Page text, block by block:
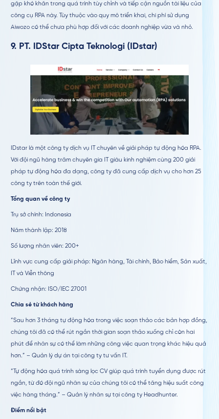
gặp khó khăn trong quá trình tùy chỉnh và tiếp cận nguồn tài liệu của
công cụ RPA này. Tùy thuộc vào quy mô triển khai, chi phí sử dụng
Aiwozo có thể chưa phù hợp đối với các doanh nghiệp vừa và nhỏ.
9. PT. IDStar Cipta Teknologi (IDstar)
IDstar là một công ty dịch vụ IT chuyên về giải pháp tự động hóa RPA.
Với đội ngũ hàng trăm chuyên gia IT giàu kinh nghiệm cùng 200 giải
pháp tự động hóa đa dạng, công ty đã cung cấp dịch vụ cho hơn 25
công ty trên toàn thế giới.
Tổng quan về công ty
Trụ sở chính: Indonesia
Năm thành lập: 2018
Số lượng nhân viên: 200+
Lĩnh vực cung cấp giải pháp: Ngân hàng, Tài chính, Bảo hiểm, Sản xuất,
IT và Viễn thông
Chứng nhận: ISO/IEC 27001
Chia sẻ từ khách hàng
“Sau hơn 3 tháng tự động hóa trong việc soạn thảo các bản hợp đồng,
chúng tôi đã có thể rút ngắn thời gian soạn thảo xuống chỉ còn hai
phút để nhân sự có thể làm những công việc quan trọng khác hiệu quả
hơn.” – Quản lý dự án tại công ty tư vấn IT.
“Tự động hóa quá trình sàng lọc CV giúp quá trình tuyển dụng được rút
ngắn, từ đó đội ngũ nhân sự của chúng tôi có thể tăng hiệu suất công
việc hàng tháng.” – Quản lý nhân sự tại công ty Headhunter.
Điểm nổi bật